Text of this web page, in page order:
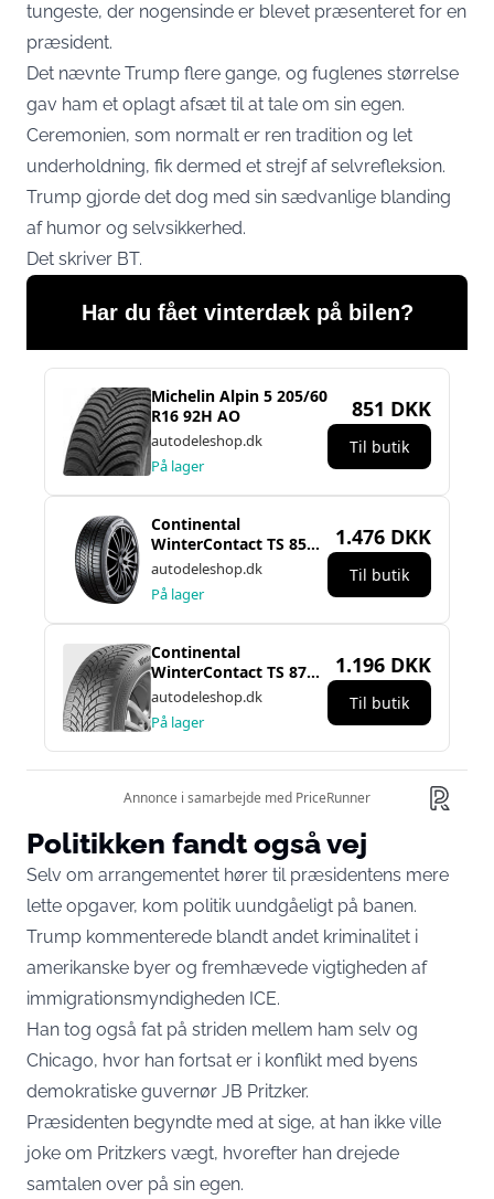
tungeste, der nogensinde er blevet præsenteret for en
præsident.
Det nævnte Trump flere gange, og fuglenes størrelse
gav ham et oplagt afsæt til at tale om sin egen.
Ceremonien, som normalt er ren tradition og let
underholdning, fik dermed et strejf af selvrefleksion.
Trump gjorde det dog med sin sædvanlige blanding
af humor og selvsikkerhed.
Det skriver BT.
Politikken fandt også vej
Selv om arrangementet hører til præsidentens mere
lette opgaver, kom politik uundgåeligt på banen.
Trump kommenterede blandt andet kriminalitet i
amerikanske byer og fremhævede vigtigheden af
immigrationsmyndigheden ICE.
Han tog også fat på striden mellem ham selv og
Chicago, hvor han fortsat er i konflikt med byens
demokratiske guvernør JB Pritzker.
Præsidenten begyndte med at sige, at han ikke ville
joke om Pritzkers vægt, hvorefter han drejede
samtalen over på sin egen.